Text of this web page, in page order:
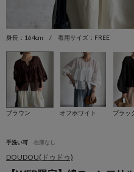
身長：164cm / 着用サイズ：FREE
ブラウン オフホワイト ブラッ
手洗い可 在庫なし
DOUDOU(ドゥドゥ)